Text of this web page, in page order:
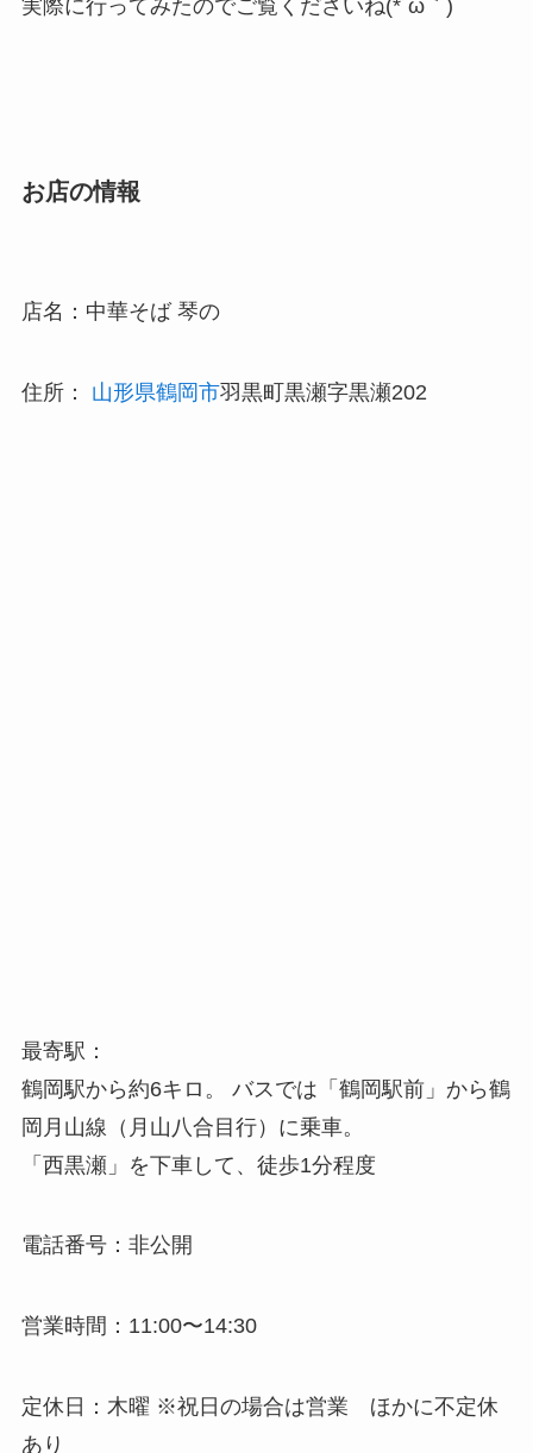
実際に行ってみたのでご覧くださいね(*´ω｀)
お店の情報
店名：中華そば 琴の
住所： 山形県鶴岡市羽黒町黒瀬字黒瀬202
最寄駅：
鶴岡駅から約6キロ。 バスでは「鶴岡駅前」から鶴
岡月山線（月山八合目行）に乗車。
「西黒瀬」を下車して、徒歩1分程度
電話番号：非公開
営業時間：11:00〜14:30
定休日：木曜 ※祝日の場合は営業 ほかに不定休
あり